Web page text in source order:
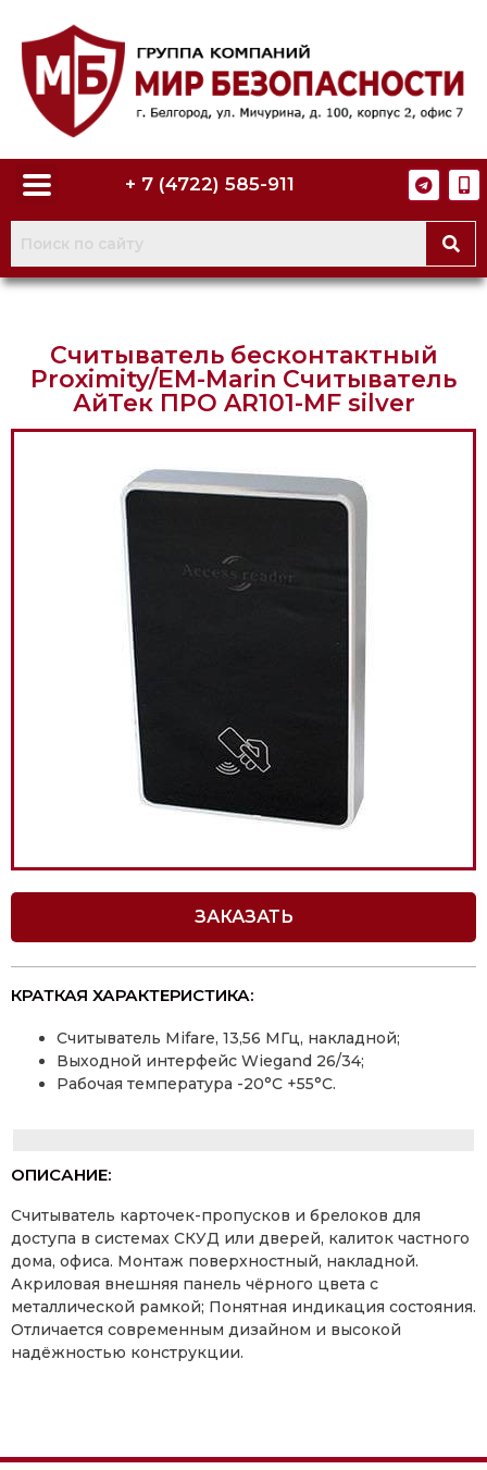
+ 7 (4722) 585-911
Считыватель бесконтактный
Proximity/EM-Marin Считыватель
АйТек ПРО AR101-MF silver
ЗАКАЗАТЬ
КРАТКАЯ ХАРАКТЕРИСТИКА:
Считыватель Mifare, 13,56 МГц, накладной;
Выходной интерфейс Wiegand 26/34;
Рабочая температура -20°C +55°С.
ОПИСАНИЕ:
Считыватель карточек-пропусков и брелоков для
доступа в системах СКУД или дверей, калиток частного
дома, офиса. Монтаж поверхностный, накладной.
Акриловая внешняя панель чёрного цвета с
металлической рамкой; Понятная индикация состояния.
Отличается современным дизайном и высокой
надёжностью конструкции.